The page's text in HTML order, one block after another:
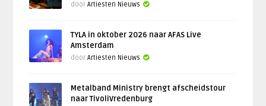
doorArtiesten Nieuws
TYLA in oktober 2026 naar AFAS Live
Amsterdam
doorArtiesten Nieuws
Metalband Ministry brengt afscheidstour
naar TivoliVredenburg